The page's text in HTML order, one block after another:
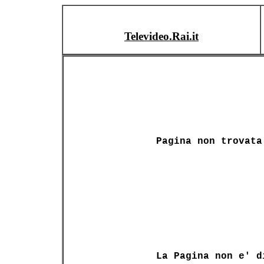
Televideo.Rai.it
Pagina non trovata
La Pagina non e'